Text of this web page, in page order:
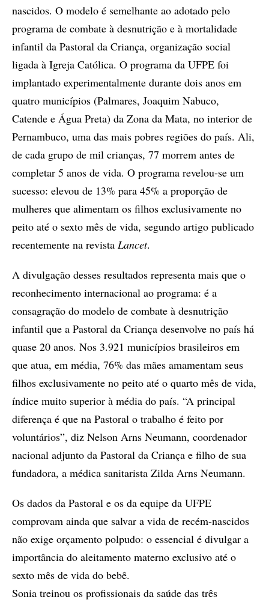
nascidos. O modelo é semelhante ao adotado pelo
programa de combate à desnutrição e à mortalidade
infantil da Pastoral da Criança, organização social
ligada à Igreja Católica. O programa da UFPE foi
implantado experimentalmente durante dois anos em
quatro municípios (Palmares, Joaquim Nabuco,
Catende e Água Preta) da Zona da Mata, no interior de
Pernambuco, uma das mais pobres regiões do país. Ali,
de cada grupo de mil crianças, 77 morrem antes de
completar 5 anos de vida. O programa revelou-se um
sucesso: elevou de 13% para 45% a proporção de
mulheres que alimentam os filhos exclusivamente no
peito até o sexto mês de vida, segundo artigo publicado
recentemente na revista Lancet.
A divulgação desses resultados representa mais que o
reconhecimento internacional ao programa: é a
consagração do modelo de combate à desnutrição
infantil que a Pastoral da Criança desenvolve no país há
quase 20 anos. Nos 3.921 municípios brasileiros em
que atua, em média, 76% das mães amamentam seus
filhos exclusivamente no peito até o quarto mês de vida,
índice muito superior à média do país. “A principal
diferença é que na Pastoral o trabalho é feito por
voluntários”, diz Nelson Arns Neumann, coordenador
nacional adjunto da Pastoral da Criança e filho de sua
fundadora, a médica sanitarista Zilda Arns Neumann.
Os dados da Pastoral e os da equipe da UFPE
comprovam ainda que salvar a vida de recém-nascidos
não exige orçamento polpudo: o essencial é divulgar a
importância do aleitamento materno exclusivo até o
sexto mês de vida do bebê.
Sonia treinou os profissionais da saúde das três